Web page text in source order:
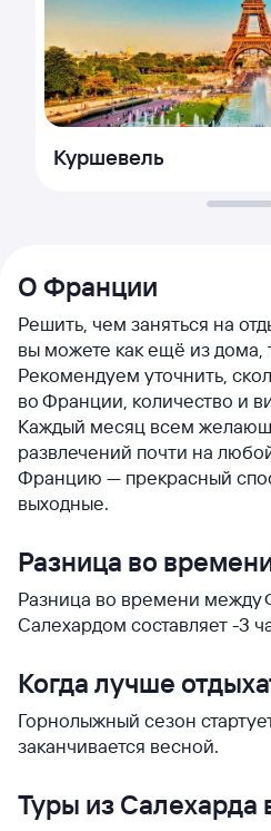
Куршевель
О Франции
Решить, чем заняться на
вы можете как ещё из дома,
Рекомендуем уточнить,
во Франции, количество и
Каждый месяц всем
развлечений почти на
Францию — прекрасный
выходные.
Разница во
Разница во времени между
Салехардом составляет -3
Когда лучше
Горнолыжный сезон
заканчивается весной.
Туры из Салехарда